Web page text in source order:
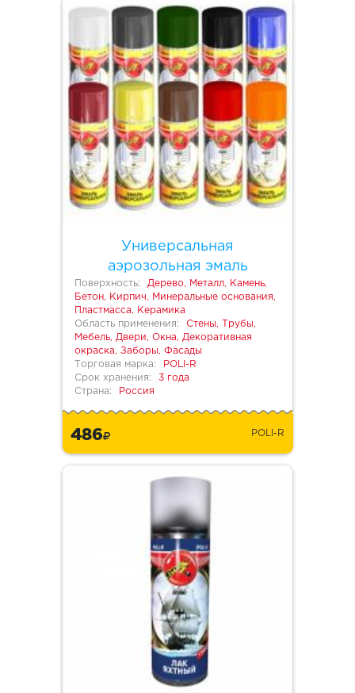
Универсальная
аэрозольная эмаль
Поверхность:
Дерево, Металл, Камень,
Бетон, Кирпич, Минеральные основания,
Пластмасса, Керамика
Область применения:
Стены, Трубы,
Мебель, Двери, Окна, Декоративная
окраска, Заборы, Фасады
Торговая марка:
POLI-R
Срок хранения:
3 года
Страна:
Россия
486 POLI-R